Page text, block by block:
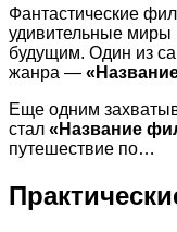
Фантастические
удивительные миры
будущим. Один из
жанра —
Еще одним
стал «Название
путешествие по…